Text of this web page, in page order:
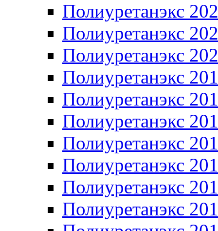
Полиуретанэкс
Полиуретанэкс
Полиуретанэкс
Полиуретанэкс
Полиуретанэкс
Полиуретанэкс
Полиуретанэкс
Полиуретанэкс
Полиуретанэкс
Полиуретанэкс